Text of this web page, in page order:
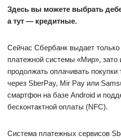
Здесь вы можете выбрать
а тут — кредитные.
Сейчас Сбербанк выдает
платежной системы «Мир», зато
продолжать оплачивать
через SberPay, Mir Pay или
смартфон на базе Android и
бесконтактной оплаты (NFC).
Система платежных сервисов